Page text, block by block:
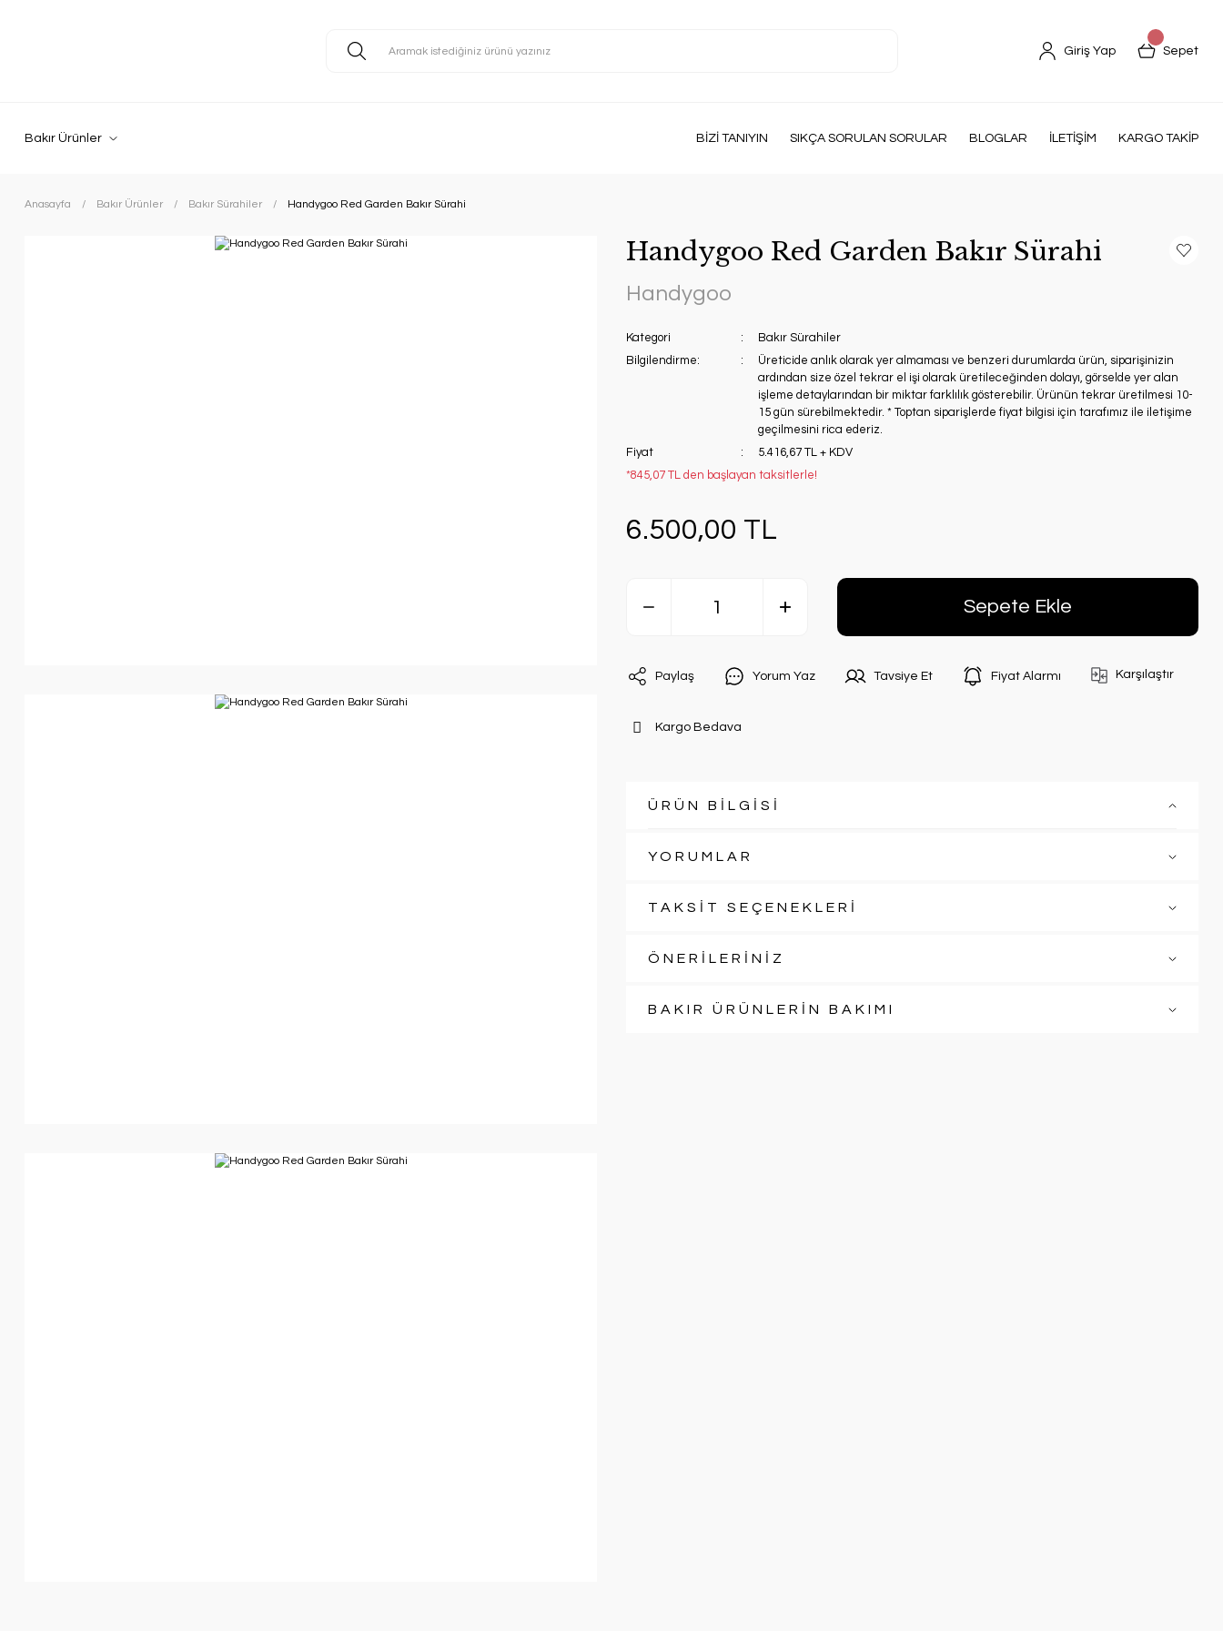
Giriş Yap Sepet
Bakır Ürünler BİZİ TANIYIN SIKÇA SORULAN SORULAR BLOGLAR İLETİŞİM KARGO TAKİP
Anasayfa Bakır Ürünler Bakır Sürahiler Handygoo Red Garden Bakır Sürahi
Handygoo Red Garden Bakır Sürahi
Handygoo
Kategori
Bakır Sürahiler
Bilgilendirme:
Üreticide anlık olarak yer almaması ve benzeri durumlarda ürün, siparişinizin
ardından size özel tekrar el işi olarak üretileceğinden dolayı, görselde yer alan
işleme detaylarından bir miktar farklılık gösterebilir. Ürünün tekrar üretilmesi 10-
15 gün sürebilmektedir. * Toptan siparişlerde fiyat bilgisi için tarafımız ile iletişime
geçilmesini rica ederiz.
Fiyat
5.416,67 TL + KDV
*845,07 TL den başlayan taksitlerle!
6.500,00 TL
Sepete Ekle
Paylaş Yorum Yaz Tavsiye Et Fiyat Alarmı Karşılaştır
Kargo Bedava
ÜRÜN BİLGİSİ
YORUMLAR
TAKSİT SEÇENEKLERİ
ÖNERİLERİNİZ
BAKIR ÜRÜNLERİN BAKIMI